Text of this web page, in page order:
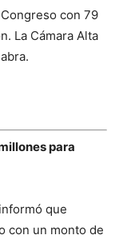
con 79
La Cámara Alta
para
que
con un monto de